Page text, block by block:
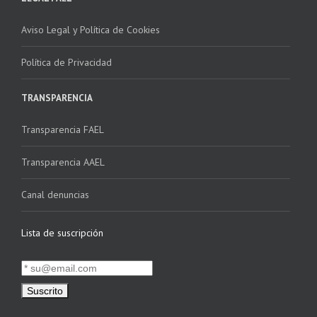
Aviso Legal y Política de Cookies
Política de Privacidad
TRANSPARENCIA
Transparencia FAEL
Transparencia AAEL
Canal denuncias
Lista de suscripción